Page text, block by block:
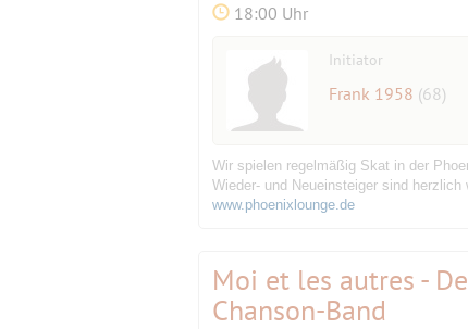
18:00 Uhr
Initiator
Frank 1958 (68)
Wir spielen regelmäßig Skat in der
Wieder- und Neueinsteiger sind
www.phoenixlounge.de
Moi et les autres -
Chanson-Band